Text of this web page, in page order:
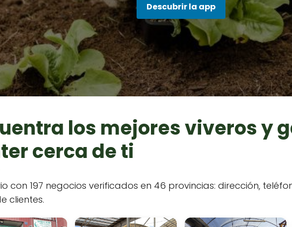
Descubrir la app
los mejores viveros y
cerca de ti
con 197 negocios verificados en 46 provincias: dirección,
clientes.